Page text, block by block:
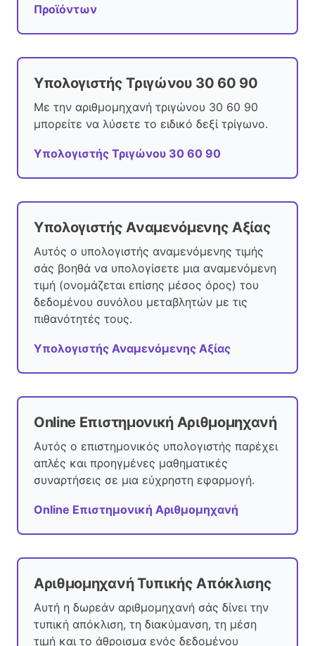
Προϊόντων
Υπολογιστής Τριγώνου 30 60 90
Με την αριθμομηχανή τριγώνου 30 60 90
μπορείτε να λύσετε το ειδικό δεξί τρίγωνο.
Υπολογιστής Τριγώνου 30 60 90
Υπολογιστής Αναμενόμενης Αξίας
Αυτός ο υπολογιστής αναμενόμενης τιμής
σάς βοηθά να υπολογίσετε μια αναμενόμενη
τιμή (ονομάζεται επίσης μέσος όρος) του
δεδομένου συνόλου μεταβλητών με τις
πιθανότητές τους.
Υπολογιστής Αναμενόμενης Αξίας
Online Επιστημονική Αριθμομηχανή
Αυτός ο επιστημονικός υπολογιστής παρέχει
απλές και προηγμένες μαθηματικές
συναρτήσεις σε μια εύχρηστη εφαρμογή.
Online Επιστημονική Αριθμομηχανή
Αριθμομηχανή Τυπικής Απόκλισης
Αυτή η δωρεάν αριθμομηχανή σάς δίνει την
τυπική απόκλιση, τη διακύμανση, τη μέση
τιμή και το άθροισμα ενός δεδομένου